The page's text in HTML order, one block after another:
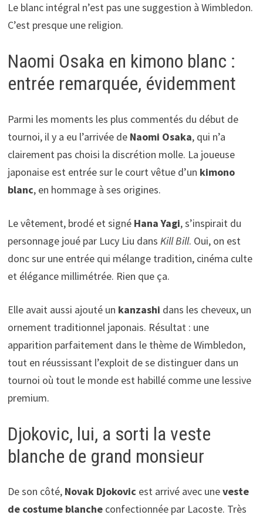
Le blanc intégral n’est pas une suggestion à Wimbledon.
C’est presque une religion.
Naomi Osaka en kimono blanc :
entrée remarquée, évidemment
Parmi les moments les plus commentés du début de
tournoi, il y a eu l’arrivée de Naomi Osaka, qui n’a
clairement pas choisi la discrétion molle. La joueuse
japonaise est entrée sur le court vêtue d’un kimono
blanc, en hommage à ses origines.
Le vêtement, brodé et signé Hana Yagi, s’inspirait du
personnage joué par Lucy Liu dans Kill Bill. Oui, on est
donc sur une entrée qui mélange tradition, cinéma culte
et élégance millimétrée. Rien que ça.
Elle avait aussi ajouté un kanzashi dans les cheveux, un
ornement traditionnel japonais. Résultat : une
apparition parfaitement dans le thème de Wimbledon,
tout en réussissant l’exploit de se distinguer dans un
tournoi où tout le monde est habillé comme une lessive
premium.
Djokovic, lui, a sorti la veste
blanche de grand monsieur
De son côté, Novak Djokovic est arrivé avec uneveste
de costume blancheconfectionnée par Lacoste. Très